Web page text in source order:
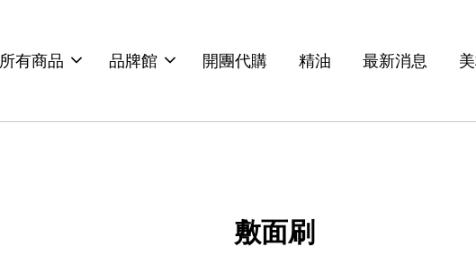
所有商品 品牌館 開團代購 精油 最新消息
敷面刷